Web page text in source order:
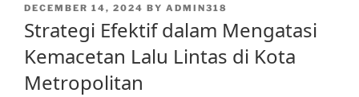
POSTED
DECEMBER 14, 2024 BY ADMIN318
Strategi Efektif dalam Mengatasi
Kemacetan Lalu Lintas di Kota
Metropolitan